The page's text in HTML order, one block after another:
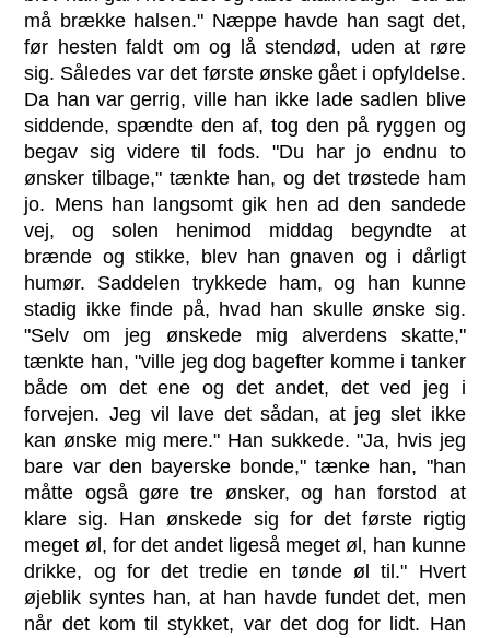
må brække halsen." Næppe havde han sagt det,
før hesten faldt om og lå stendød, uden at røre
sig. Således var det første ønske gået i opfyldelse.
Da han var gerrig, ville han ikke lade sadlen blive
siddende, spændte den af, tog den på ryggen og
begav sig videre til fods. "Du har jo endnu to
ønsker tilbage," tænkte han, og det trøstede ham
jo. Mens han langsomt gik hen ad den sandede
vej, og solen henimod middag begyndte at
brænde og stikke, blev han gnaven og i dårligt
humør. Saddelen trykkede ham, og han kunne
stadig ikke finde på, hvad han skulle ønske sig.
"Selv om jeg ønskede mig alverdens skatte,"
tænkte han, "ville jeg dog bagefter komme i tanker
både om det ene og det andet, det ved jeg i
forvejen. Jeg vil lave det sådan, at jeg slet ikke
kan ønske mig mere." Han sukkede. "Ja, hvis jeg
bare var den bayerske bonde," tænke han, "han
måtte også gøre tre ønsker, og han forstod at
klare sig. Han ønskede sig for det første rigtig
meget øl, for det andet ligeså meget øl, han kunne
drikke, og for det tredie en tønde øl til." Hvert
øjeblik syntes han, at han havde fundet det, men
når det kom til stykket, var det dog for lidt. Han